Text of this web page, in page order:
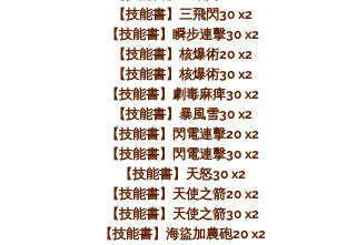
【技能書】三飛閃30 x2
【技能書】瞬步連擊30 x2
【技能書】核爆術20 x2
【技能書】核爆術30 x2
【技能書】劇毒麻痺30 x2
【技能書】暴風雪30 x2
【技能書】閃電連擊20 x2
【技能書】閃電連擊30 x2
【技能書】天怒30 x2
【技能書】天使之箭20 x2
【技能書】天使之箭30 x2
【技能書】海盜加農砲20 x2